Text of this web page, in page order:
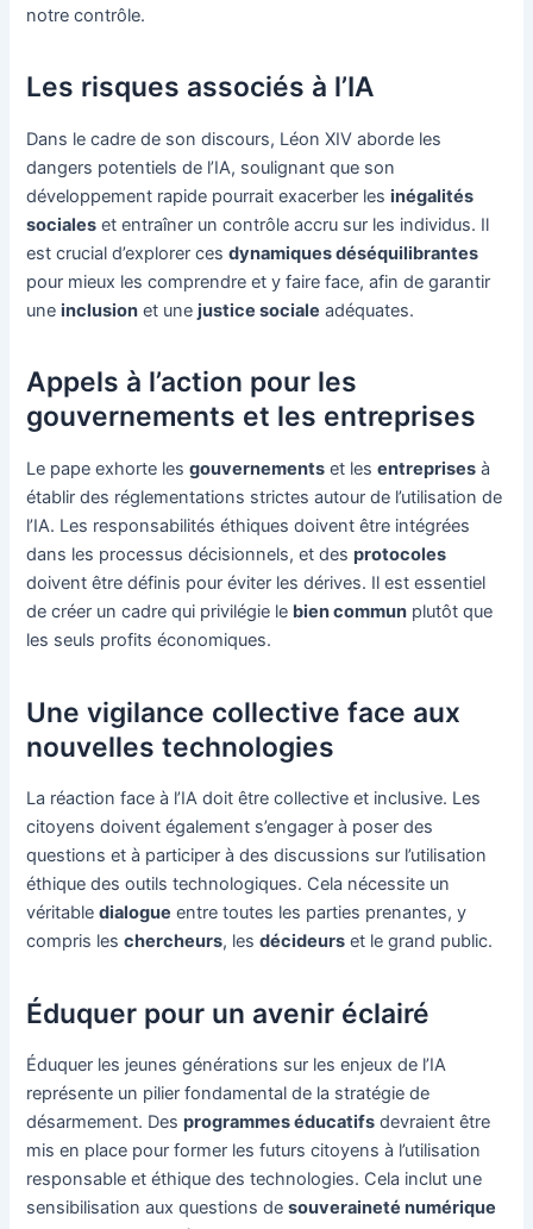
notre contrôle.
Les risques associés à l’IA
Dans le cadre de son discours, Léon XIV aborde les
dangers potentiels de l’IA, soulignant que son
développement rapide pourrait exacerber lesinégalités
sociales et entraîner un contrôle accru sur les individus. Il
est crucial d’explorer cesdynamiques déséquilibrantes
pour mieux les comprendre et y faire face, afin de garantir
uneinclusion et unejustice sociale adéquates.
Appels à l’action pour les
gouvernements et les entreprises
Le pape exhorte lesgouvernements et lesentreprises à
établir des réglementations strictes autour de l’utilisation de
l’IA. Les responsabilités éthiques doivent être intégrées
dans les processus décisionnels, et desprotocoles
doivent être définis pour éviter les dérives. Il est essentiel
de créer un cadre qui privilégie le bien commun plutôt que
les seuls profits économiques.
Une vigilance collective face aux
nouvelles technologies
La réaction face à l’IA doit être collective et inclusive. Les
citoyens doivent également s’engager à poser des
questions et à participer à des discussions sur l’utilisation
éthique des outils technologiques. Cela nécessite un
véritabledialogue entre toutes les parties prenantes, y
compris leschercheurs, lesdécideurs et le grand public.
Éduquer pour un avenir éclairé
Éduquer les jeunes générations sur les enjeux de l’IA
représente un pilier fondamental de la stratégie de
désarmement. Desprogrammes éducatifs devraient être
mis en place pour former les futurs citoyens à l’utilisation
responsable et éthique des technologies. Cela inclut une
sensibilisation aux questions desouveraineté numérique